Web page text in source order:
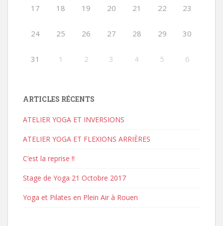
17 18 19 20 21 22 23
24 25 26 27 28 29 30
31 1 2 3 4 5 6
ARTICLES RÉCENTS
ATELIER YOGA ET INVERSIONS
ATELIER YOGA ET FLEXIONS ARRIÈRES
C’est la reprise !!
Stage de Yoga 21 Octobre 2017
Yoga et Pilates en Plein Air à Rouen